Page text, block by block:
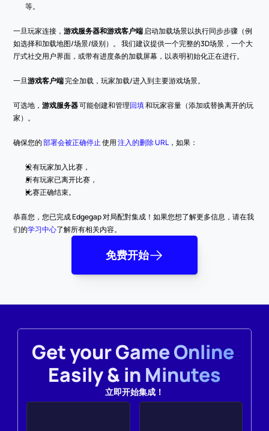
等。
一旦玩家连接，游戏服务器和游戏客户端 启动加载场景以执行同步步骤（例
如选择和加载地图/场景/级别）。 我们建议提供一个完整的3D场景，一个大
厅式社交用户界面，或带有进度条的加载屏幕，以表明初始化正在进行。
一旦游戏客户端 完全加载，玩家加载/进入到主要游戏场景。
可选地，游戏服务器 可能创建和管理回填 和玩家容量（添加或替换离开的玩
家）。
确保您的 部署会被正确停止 使用 注入的删除 URL ，如果：
没有玩家加入比赛，
所有玩家已离开比赛，
比赛正确结束。
恭喜您，您已完成 Edgegap 对局配對集成！如果您想了解更多信息，请在我
们的学习中心了解所有相关内容。
免费开始
Get your Game Online
Easily & in Minutes
立即开始集成！